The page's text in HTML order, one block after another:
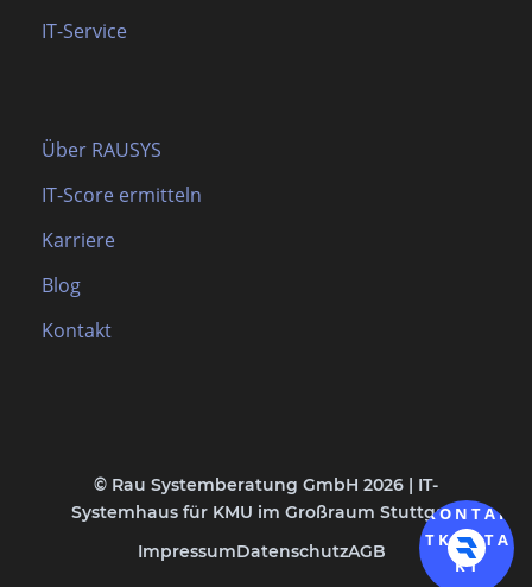
IT-Service
Über RAUSYS
IT-Score ermitteln
Karriere
Blog
Kontakt
© Rau Systemberatung GmbH 2026 | IT-
Systemhaus für KMU im Großraum Stuttgart
ImpressumDatenschutzAGB
KO N TAK
T KONTA
KT